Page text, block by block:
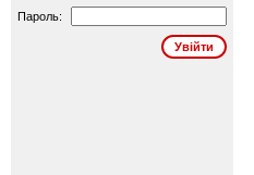
Пароль: